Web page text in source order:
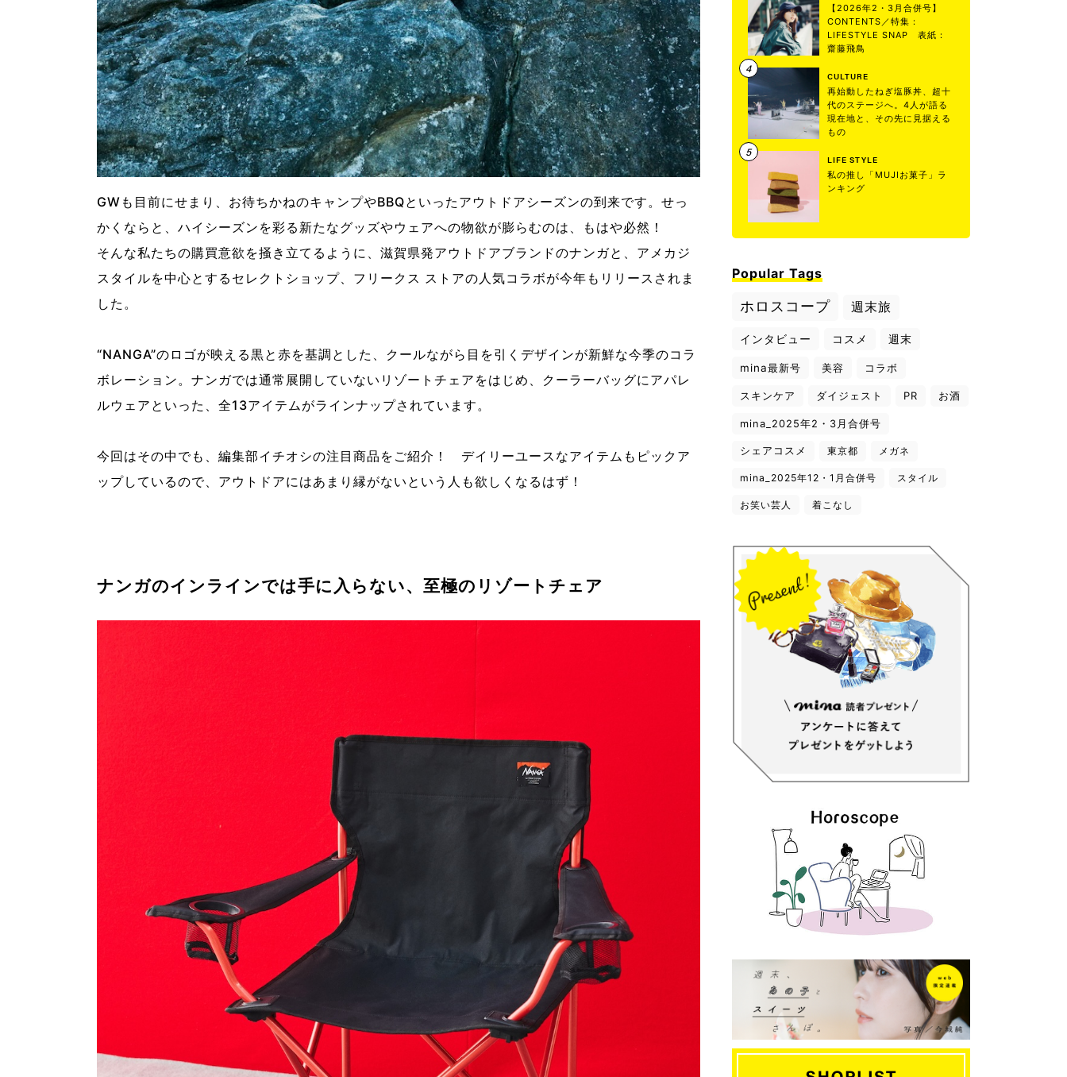
GWも目前にせまり、お待ちかねのキャンプやBBQといったアウトドアシーズンの到来です。せっ
かくならと、ハイシーズンを彩る新たなグッズやウェアへの物欲が膨らむのは、もはや必然！
そんな私たちの購買意欲を掻き立てるように、滋賀県発アウトドアブランドのナンガと、アメカジ
スタイルを中心とするセレクトショップ、フリークス ストアの人気コラボが今年もリリースされま
した。
“NANGA”のロゴが映える黒と赤を基調とした、クールながら目を引くデザインが新鮮な今季のコラ
ボレーション。ナンガでは通常展開していないリゾートチェアをはじめ、クーラーバッグにアパレ
ルウェアといった、全13アイテムがラインナップされています。
今回はその中でも、編集部イチオシの注目商品をご紹介！ デイリーユースなアイテムもピックア
ップしているので、アウトドアにはあまり縁がないという人も欲しくなるはず！
ナンガのインラインでは手に入らない、至極のリゾートチェア
【2026年2・3月合併号】
CONTENTS／特集：
LIFESTYLE SNAP 表紙：
齋藤飛鳥
CULTURE
再始動したねぎ塩豚丼、超十
代のステージへ。4人が語る
現在地と、その先に見据える
もの
LIFE STYLE
私の推し「MUJIお菓子」ラ
ンキング
Popular Tags
ホロスコープ 週末旅
インタビュー コスメ 週末
mina最新号 美容 コラボ
スキンケア ダイジェスト PR お酒
mina_2025年2・3月合併号
シェアコスメ 東京都 メガネ
mina_2025年12・1月合併号 スタイル
お笑い芸人 着こなし